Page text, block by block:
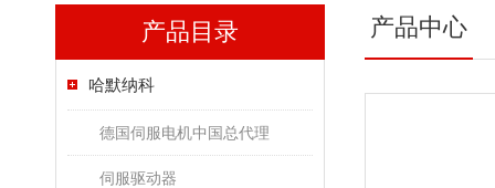
产品目录
哈默纳科
德国伺服电机中国总代理
伺服驱动器
产品中心